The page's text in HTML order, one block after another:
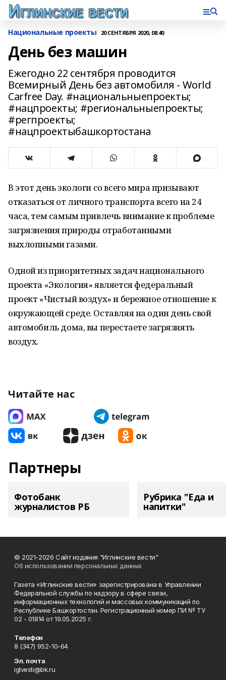
Национальные проекты 20 СЕНТЯБРЯ 2020, 08:40
День без машин
Ежегодно 22 сентября проводится
Всемирный День без автомобиля - World
Carfree Day. #национальныепроекты;
#нацпроекты; #региональныепроекты;
#регпроекты;
#нацпроектыбашкортостана
В этот день экологи со всего мира призывают
отказаться от личного транспорта всего на 24
часа, тем самым привлечь внимание к проблеме
загрязнения природы отработанными
выхлопными газами.
Одной из приоритетных задач национального
проекта «Экология» является федеральный
проект «Чистый воздух» и бережное отношение к
окружающей среде. Оставляя на один день свой
автомобиль дома, вы перестаете загрязнять
воздух.
Читайте нас
Партнеры
Фотобанк
журналистов РБ
Рубрика "Еда и
напитки"
© 2021-2026 Сайт издания "Иглинские вести"
Об использовании персональных данных
Газета «Иглинские вести» зарегистрирована в Управлении
Федеральной службы по надзору в сфере связи,
информационных технологий и массовых коммуникаций по
Республике Башкортостан. Регистрационный номер ПИ № ТУ
02 - 01814 от 19.05.2025 г.
Телефон
8 (347) 952-10-64
Эл. почта
iglvesti@bk.ru